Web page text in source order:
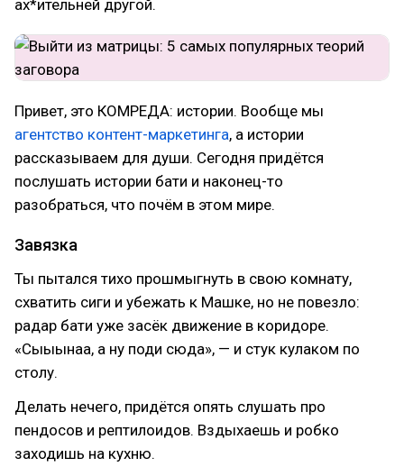
ах*ительней другой.
Привет, это КОМРЕДА: истории. Вообще мы
агентство контент-маркетинга, а истории
рассказываем для души. Сегодня придётся
послушать истории бати и наконец-то
разобраться, что почём в этом мире.
Завязка
Ты пытался тихо прошмыгнуть в свою комнату,
схватить сиги и убежать к Машке, но не повезло:
радар бати уже засёк движение в коридоре.
«Сыыынаа, а ну поди сюда», — и стук кулаком по
столу.
Делать нечего, придётся опять слушать про
пендосов и рептилоидов. Вздыхаешь и робко
заходишь на кухню.